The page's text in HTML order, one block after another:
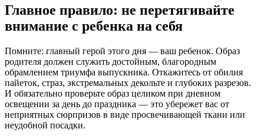
Главное правило: не перетягивайте
внимание с ребенка на себя
Помните: главный герой этого дня — ваш ребенок. Образ
родителя должен служить достойным, благородным
обрамлением триумфа выпускника. Откажитесь от обилия
пайеток, страз, экстремальных декольте и глубоких разрезов.
И обязательно проверьте образ целиком при дневном
освещении за день до праздника — это убережет вас от
неприятных сюрпризов в виде просвечивающей ткани или
неудобной посадки.